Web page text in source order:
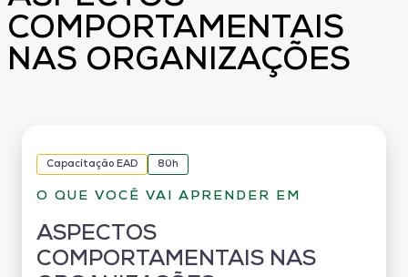
COMPORTAMENTAIS
NAS ORGANIZAÇÕES
Capacitação EAD 80h
O QUE VOCÊ VAI APRENDER EM
ASPECTOS
COMPORTAMENTAIS NAS